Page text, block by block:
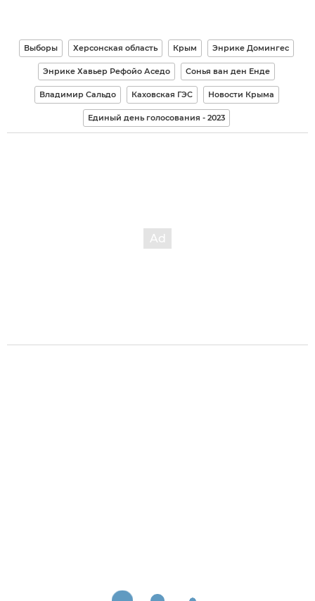
Выборы Херсонская область Крым Энрике Домингес
Энрике Хавьер Рефойо Аседо Сонья ван ден Енде
Владимир Сальдо Каховская ГЭС Новости Крыма
Единый день голосования - 2023